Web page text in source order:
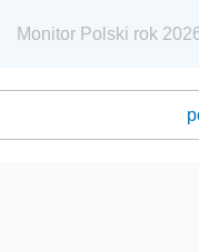
Monitor Polski rok